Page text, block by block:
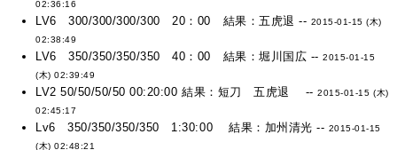
02:36:16
LV6 300/300/300/300 20：00 結果：五虎退 -- 2015-01-15 (木)
02:38:49
LV6 350/350/350/350 40：00 結果：堀川国広 --2015-01-15
(木) 02:39:49
LV2 50/50/50/50 00:20:00 結果：短刀 五虎退 --2015-01-15 (木)
02:45:17
Lv6 350/350/350/350 1:30:00 結果：加州清光 -- 2015-01-15
(木) 02:48:21